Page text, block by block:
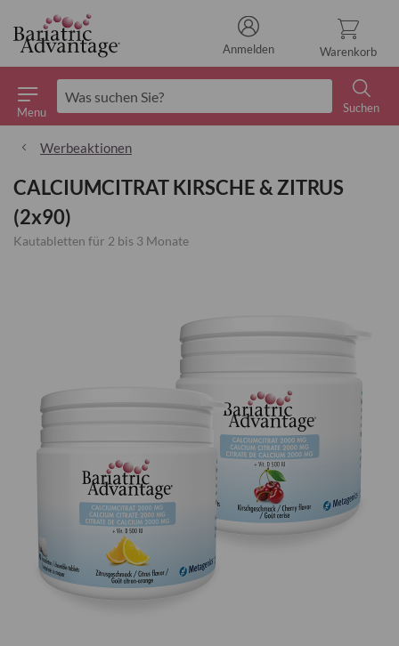
Menu
Suchen
Warenkorb
Anmelden
Werbeaktionen
CALCIUMCITRAT KIRSCHE & ZITRUS
(2x90)
Kautabletten für 2 bis 3 Monate